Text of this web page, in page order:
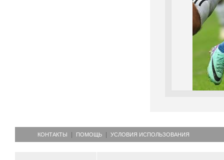
КОНТАКТЫ ПОМОЩЬ УСЛОВИЯ ИСПОЛЬЗОВАНИЯ